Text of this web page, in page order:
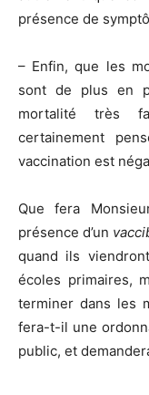
présence de
– Enfin, que les
sont de plus en
mortalité très
certainement
vaccination est
Que fera
présence d’un
quand ils
écoles primaires,
terminer dans les
fera-t-il une
public, et